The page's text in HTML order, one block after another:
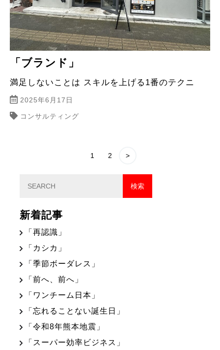
「ブランド」
満足しないことは スキルを上げる1番のテクニ
2025年6月17日
コンサルティング
1 2 >
新着記事
「再認識」
「カシカ」
「季節ボーダレス」
「前へ、前へ」
「ワンチーム日本」
「忘れることない誕生日」
「令和8年熊本地震」
「スーパー効率ビジネス」